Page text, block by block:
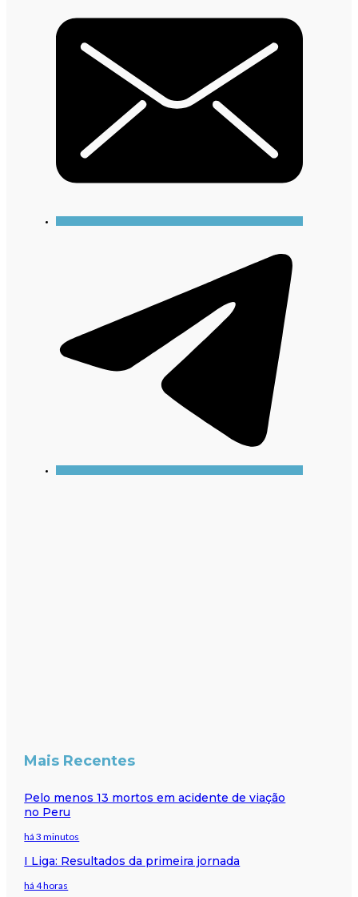
Mais Recentes
Pelo menos 13 mortos em acidente de viação
no Peru
há 3 minutos
I Liga: Resultados da primeira jornada
há 4 horas